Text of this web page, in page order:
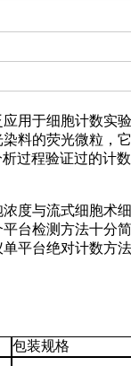
用于细胞计数实
料的荧光微粒，
过程验证过的计
度与流式细胞术
台检测方法十分
平台绝对计数方法
包装规格